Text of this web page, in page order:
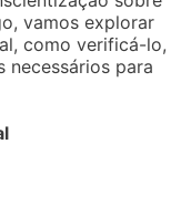
vamos explorar
como verificá-lo,
necessários para